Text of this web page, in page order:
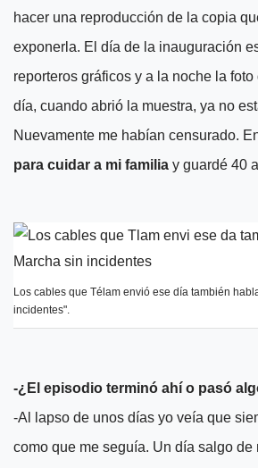
hacer una reproducción de la copia
exponerla. El día de la inauguración
reporteros gráficos y a la noche la
día, cuando abrió la muestra, ya no
Nuevamente me habían censurado.
para cuidar a mi familia y guardé 40
Los cables que Télam envió ese día también
incidentes".
-¿El episodio terminó ahí o pasó
-Al lapso de unos días yo veía que
como que me seguía. Un día salgo de